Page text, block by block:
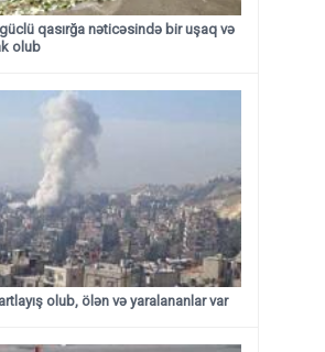
qasırğa nəticəsində bir uşaq və
olub
olub, ölən və yaralananlar var